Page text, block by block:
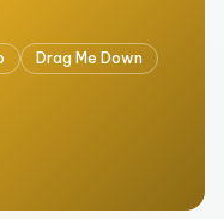
Drag Me Down